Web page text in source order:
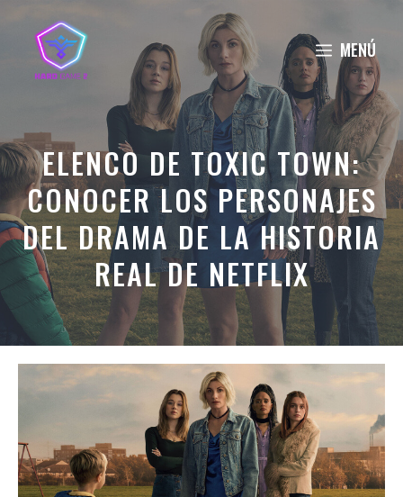
contenido
MENÚ
ELENCO DE TOXIC TOWN:
CONOCER LOS PERSONAJES
DEL DRAMA DE LA HISTORIA
REAL DE NETFLIX